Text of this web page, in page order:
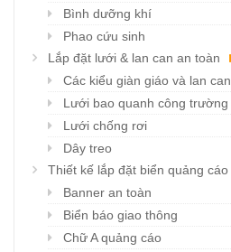
Bình dưỡng khí
Phao cứu sinh
Lắp đặt lưới & lan can an toàn
Các kiểu giàn giáo và lan can
Lưới bao quanh công trường
Lưới chống rơi
Dây treo
Thiết kế lắp đặt biển quảng cáo
Banner an toàn
Biển báo giao thông
Chữ A quảng cáo